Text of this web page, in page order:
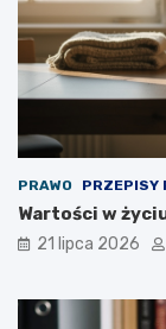
PRAWO PRZEPISY
Wartości w
21 lipca 2026